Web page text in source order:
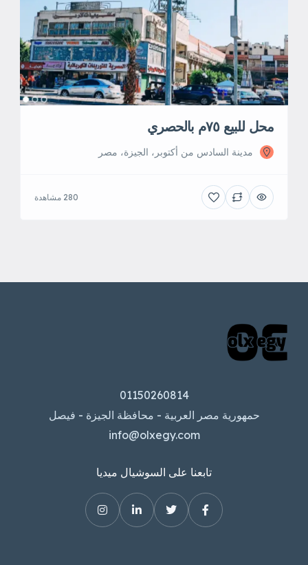
محل للبيع ٧٥م بالحصري
مدينة السادس من أكتوبر، الجيزة، مصر
280 مشاهدة
01150260814
حمهورية مصر العربية - محافظة الجيزة - فيصل
info@olxegy.com
تابعنا على السوشيال ميديا